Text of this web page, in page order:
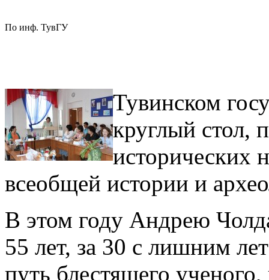
По инф. ТувГУ
Тувинском
круглый стол,
исторических
всеобщей истории и
В этом году Андрею
55 лет, за 30 с лишним
путь блестящего ученого,